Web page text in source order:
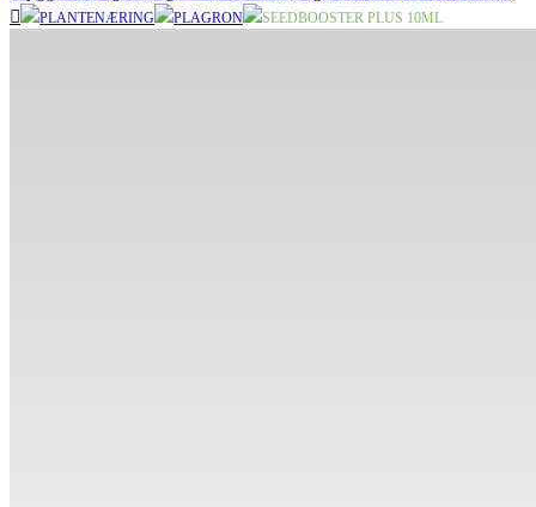
PLANTENÆRING PLAGRON SEEDBOOSTER PLUS 10ML